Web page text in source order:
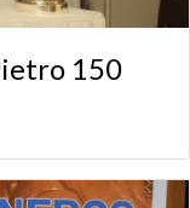
150